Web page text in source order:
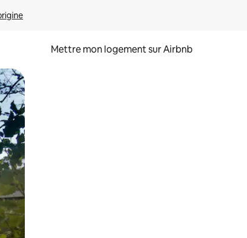
Mettre mon logement sur Airbnb